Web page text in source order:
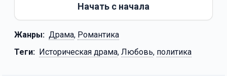
Начать с начала
Жанры: Драма, Романтика
Теги: Историческая драма, Любовь, политика